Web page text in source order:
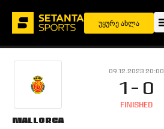
უყურე ახლა
Mallorca
09.12.2023 20:00
1 - 0
FINISHED